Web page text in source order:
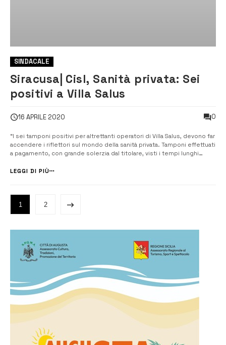
SINDACALE
Siracusa| Cisl, Sanità privata: Sei
positivi a Villa Salus
16 APRILE 2020 0
“I sei tamponi positivi per altrettanti operatori di Villa Salus, devono far
accendere i riflettori sul mondo della sanità privata. Tamponi effettuati
a pagamento, con grande solerzia dal titolare, visti i tempi lunghi
ufficialmente in ferie per tampone ‘dubbio’ ha ricevuto una telefo...
LEGGI DI PIÙ
1 2